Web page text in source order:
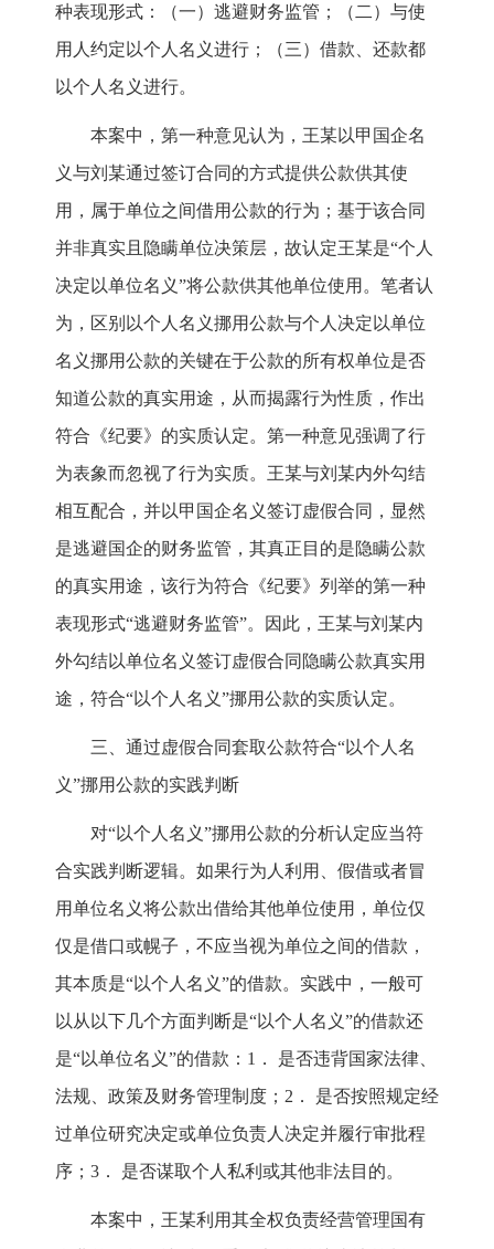
种表现形式：（一）逃避财务监管；（二）与使
用人约定以个人名义进行；（三）借款、还款都
以个人名义进行。
本案中，第一种意见认为，王某以甲国企名
义与刘某通过签订合同的方式提供公款供其使
用，属于单位之间借用公款的行为；基于该合同
并非真实且隐瞒单位决策层，故认定王某是“个人
决定以单位名义”将公款供其他单位使用。笔者认
为，区别以个人名义挪用公款与个人决定以单位
名义挪用公款的关键在于公款的所有权单位是否
知道公款的真实用途，从而揭露行为性质，作出
符合《纪要》的实质认定。第一种意见强调了行
为表象而忽视了行为实质。王某与刘某内外勾结
相互配合，并以甲国企名义签订虚假合同，显然
是逃避国企的财务监管，其真正目的是隐瞒公款
的真实用途，该行为符合《纪要》列举的第一种
表现形式“逃避财务监管”。因此，王某与刘某内
外勾结以单位名义签订虚假合同隐瞒公款真实用
途，符合“以个人名义”挪用公款的实质认定。
三、通过虚假合同套取公款符合“以个人名
义”挪用公款的实践判断
对“以个人名义”挪用公款的分析认定应当符
合实践判断逻辑。如果行为人利用、假借或者冒
用单位名义将公款出借给其他单位使用，单位仅
仅是借口或幌子，不应当视为单位之间的借款，
其本质是“以个人名义”的借款。实践中，一般可
以从以下几个方面判断是“以个人名义”的借款还
是“以单位名义”的借款：1． 是否违背国家法律、
法规、政策及财务管理制度；2． 是否按照规定经
过单位研究决定或单位负责人决定并履行审批程
序；3． 是否谋取个人私利或其他非法目的。
本案中，王某利用其全权负责经营管理国有